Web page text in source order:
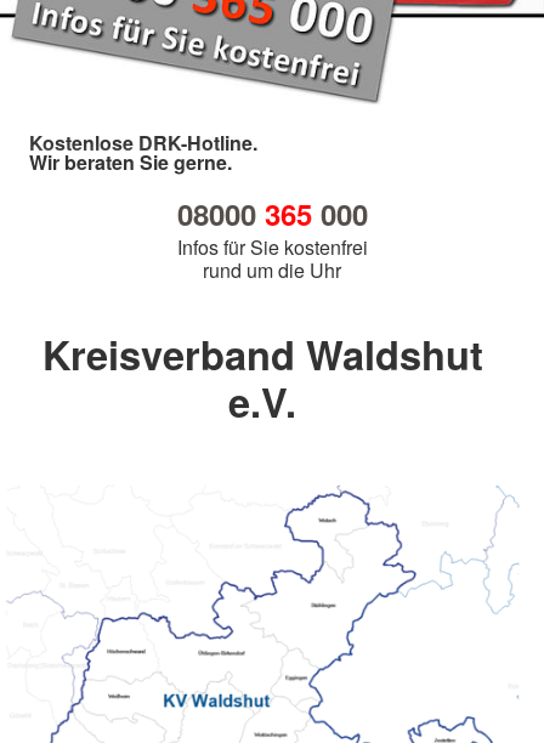
Kostenlose DRK-Hotline.
Wir beraten Sie gerne.
08000 365000
Infos für Sie kostenfrei
rund um die Uhr
Kreisverband Waldshut
e.V.